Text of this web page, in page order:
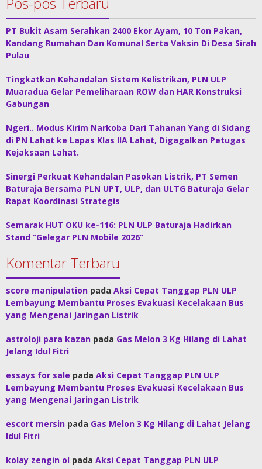
PT Bukit Asam Serahkan 2400 Ekor Ayam, 10 Ton Pakan,
Kandang Rumahan Dan Komunal Serta Vaksin Di Desa Sirah
Pulau
Tingkatkan Kehandalan Sistem Kelistrikan, PLN ULP
Muaradua Gelar Pemeliharaan ROW dan HAR Konstruksi
Gabungan
Ngeri.. Modus Kirim Narkoba Dari Tahanan Yang di Sidang
di PN Lahat ke Lapas Klas IIA Lahat, Digagalkan Petugas
Kejaksaan Lahat.
Sinergi Perkuat Kehandalan Pasokan Listrik, PT Semen
Baturaja Bersama PLN UPT, ULP, dan ULTG Baturaja Gelar
Rapat Koordinasi Strategis
Semarak HUT OKU ke-116: PLN ULP Baturaja Hadirkan
Stand “Gelegar PLN Mobile 2026”
Komentar Terbaru
score manipulation pada Aksi Cepat Tanggap PLN ULP
Lembayung Membantu Proses Evakuasi Kecelakaan Bus
yang Mengenai Jaringan Listrik
astroloji para kazan pada Gas Melon 3 Kg Hilang di Lahat
Jelang Idul Fitri
essays for sale pada Aksi Cepat Tanggap PLN ULP
Lembayung Membantu Proses Evakuasi Kecelakaan Bus
yang Mengenai Jaringan Listrik
escort mersin pada Gas Melon 3 Kg Hilang di Lahat Jelang
Idul Fitri
kolay zengin ol pada Aksi Cepat Tanggap PLN ULP